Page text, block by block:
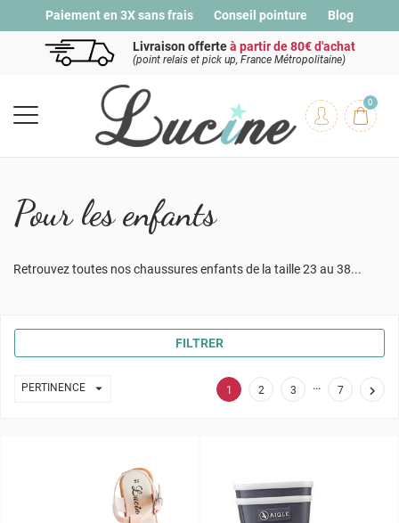
Paiement en 3X sans frais Conseil pointure Blog
Livraison offerteà partir de 80€ d'achat
(point relais et pick up, France Métropolitaine)
0
Pour les enfants
Retrouvez toutes nos chaussures enfants de la taille 23 au 38...
FILTRER
PERTINENCE  1 2 3 … 7 